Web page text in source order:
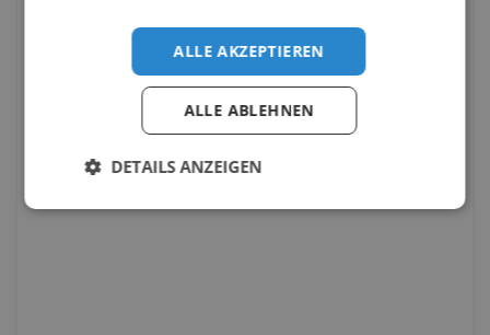
ALLE AKZEPTIEREN
ALLE ABLEHNEN
DETAILS ANZEIGEN